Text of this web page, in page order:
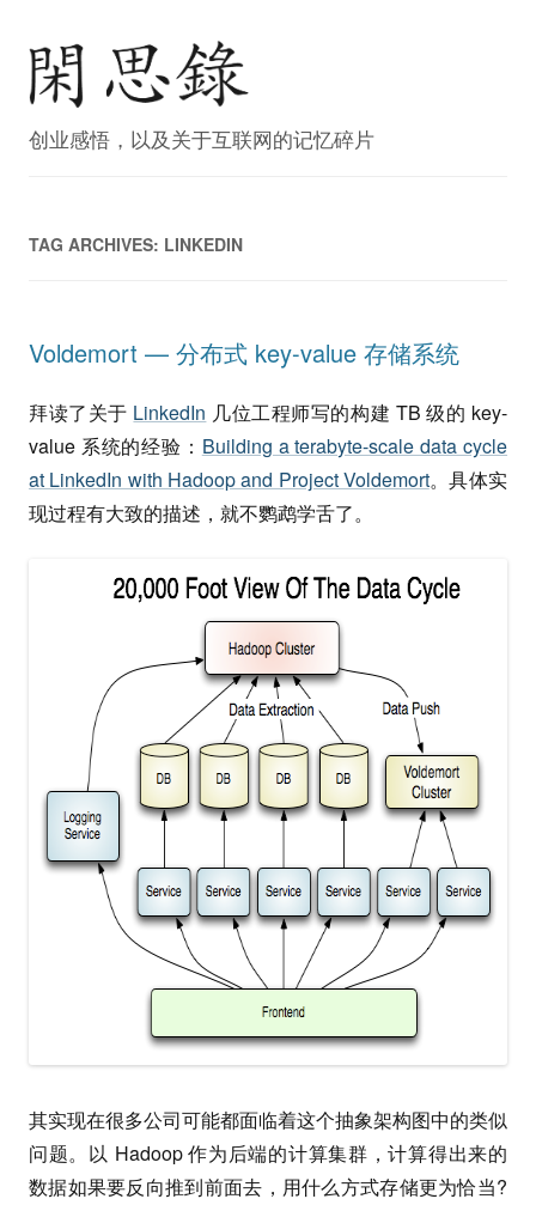
创业感悟，以及关于互联网的记忆碎片
TAG ARCHIVES: LINKEDIN
Voldemort — 分布式 key-value 存储系统
拜读了关于 LinkedIn 几位工程师写的构建 TB 级的 key-
value 系统的经验： Building a terabyte-scale data cycle
at LinkedIn with Hadoop and Project Voldemort。具体实
现过程有大致的描述，就不鹦鹉学舌了。
其实现在很多公司可能都面临着这个抽象架构图中的类似
问题。以 Hadoop 作为后端的计算集群，计算得出来的
数据如果要反向推到前面去，用什么方式存储更为恰当?